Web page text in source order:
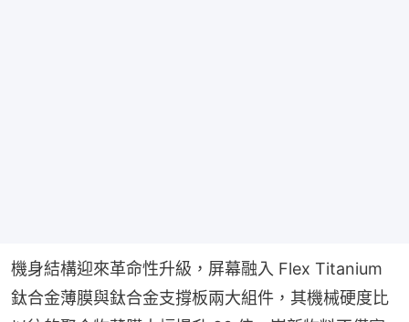
機身結構迎來革命性升級，屏幕融入 Flex Titanium
鈦合金薄膜與鈦合金支撐板兩大組件，其機械硬度比